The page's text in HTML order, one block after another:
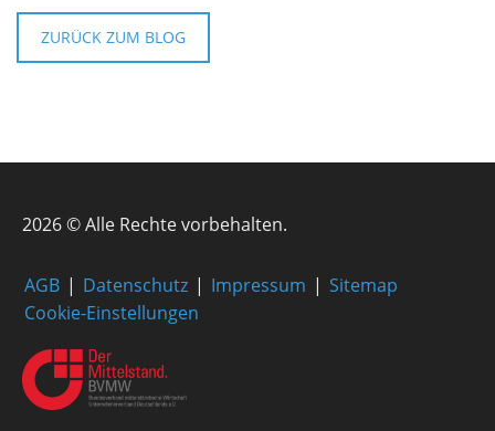
ZURÜCK ZUM BLOG
2026 © Alle Rechte vorbehalten.
AGB Datenschutz Impressum
Sitemap
Cookie-Einstellungen